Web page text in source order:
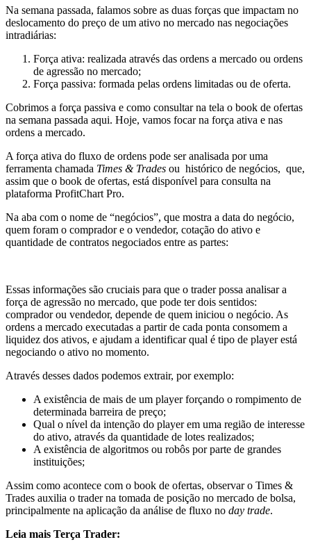
Na semana passada, falamos sobre as duas forças que impactam no
deslocamento do preço de um ativo no mercado nas negociações
intradiárias:
Força ativa: realizada através das ordens a mercado ou ordens
de agressão no mercado;
Força passiva: formada pelas ordens limitadas ou de oferta.
Cobrimos a força passiva e como consultar na tela o book de ofertas
na semana passada aqui. Hoje, vamos focar na força ativa e nas
ordens a mercado.
A força ativa do fluxo de ordens pode ser analisada por uma
ferramenta chamada Times & Trades ou histórico de negócios, que,
assim que o book de ofertas, está disponível para consulta na
plataforma ProfitChart Pro.
Na aba com o nome de “negócios”, que mostra a data do negócio,
quem foram o comprador e o vendedor, cotação do ativo e
quantidade de contratos negociados entre as partes:
Essas informações são cruciais para que o trader possa analisar a
força de agressão no mercado, que pode ter dois sentidos:
comprador ou vendedor, depende de quem iniciou o negócio. As
ordens a mercado executadas a partir de cada ponta consomem a
liquidez dos ativos, e ajudam a identificar qual é tipo de player está
negociando o ativo no momento.
Através desses dados podemos extrair, por exemplo:
A existência de mais de um player forçando o rompimento de
determinada barreira de preço;
Qual o nível da intenção do player em uma região de interesse
do ativo, através da quantidade de lotes realizados;
A existência de algoritmos ou robôs por parte de grandes
instituições;
Assim como acontece com o book de ofertas, observar o Times &
Trades auxilia o trader na tomada de posição no mercado de bolsa,
principalmente na aplicação da análise de fluxo no day trade.
Leia mais Terça Trader: